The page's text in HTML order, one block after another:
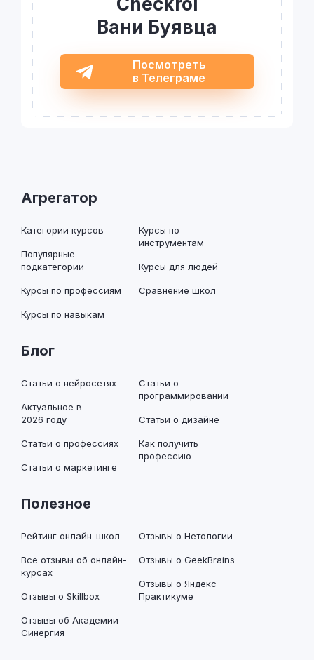
Вани Буявца
Посмотреть
в Телеграме
Агрегатор
Категории курсов
Популярные
подкатегории
Курсы по профессиям
Курсы по навыкам
Курсы по
инструментам
Курсы для людей
Сравнение школ
Блог
Статьи о нейросетях
Актуальное в
2026 году
Статьи о профессиях
Статьи о маркетинге
Статьи о
программировании
Статьи о дизайне
Как получить
профессию
Полезное
Рейтинг онлайн-школ
Все отзывы об онлайн-
курсах
Отзывы о Skillbox
Отзывы об Академии
Синергия
Отзывы о Нетологии
Отзывы о GeekBrains
Отзывы о Яндекс
Практикуме